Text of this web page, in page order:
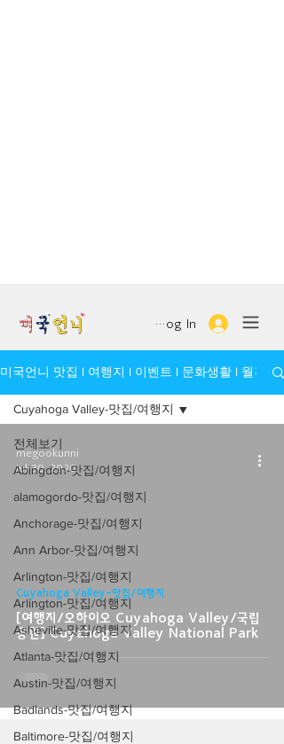
Log In
미국언니 맛집 l 여행지 l 이벤트 l 문화생활 l 월간 모
전체보기
Abingdon-맛집/여행지
alamogordo-맛집/여행지
Anchorage-맛집/여행지
Ann Arbor-맛집/여행지
Arlington-맛집/여행지
Arlington-맛집/여행지
Asheville-맛집/여행지
Atlanta-맛집/여행지
Austin-맛집/여행지
Badlands-맛집/여행지
Baltimore-맛집/여행지
Cuyahoga Valley-맛집/여행지
[여행지/오하이오 Cuyahoga Valley/국립
공원] Cuyahoga Valley National Park
Cuyahoga Valley-맛집/여행지
megookunni
Jul 30, 2020